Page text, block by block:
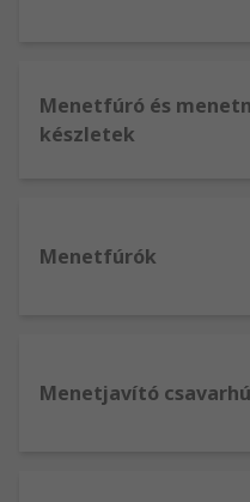
Menetfúró és
készletek
Menetfúrók
Menetjavító